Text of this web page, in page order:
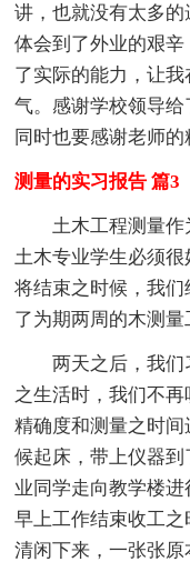
讲，也就没有太多
体会到了外业的艰
了实际的能力，让
气。感谢学校领导给
同时也要感谢老师的
测量的实习报告 篇3
土木工程测量作
土木专业学生必须
将结束之时候，我
了为期两周的木测量
两天之后，我们
之生活时，我们不
精确度和测量之时
候起床，带上仪器
业同学走向教学楼
早上工作结束收工
清闲下来，一张张原